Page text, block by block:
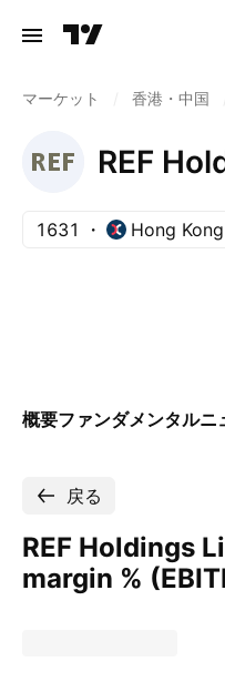
マーケット 香港・中国
REF
1631 Hong
概要ファンダメンタルニ
戻る
REF Holdings
margin %